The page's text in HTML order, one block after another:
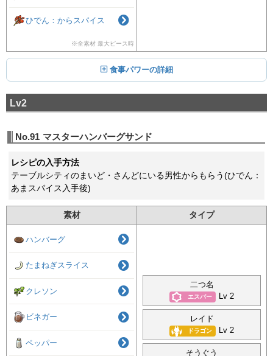
ひでん：からスパイス
※全素材 最大ピース時
食事パワーの詳細
Lv2
No.91 マスターハンバーグサンド
レシピの入手方法
テーブルシティのまいど・さんどにいる男性からもらう(ひでん：
あまスパイス入手後)
素材 タイプ
ハンバーグ
たまねぎスライス
クレソン
ビネガー
ペッパー
二つ名
エスパー Lv 2
レイド
ドラゴン Lv 2
そうぐう